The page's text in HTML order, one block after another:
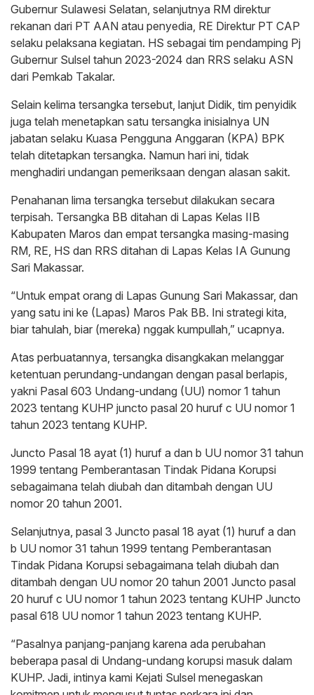
Gubernur Sulawesi Selatan, selanjutnya RM direktur
rekanan dari PT AAN atau penyedia, RE Direktur PT CAP
selaku pelaksana kegiatan. HS sebagai tim pendamping Pj
Gubernur Sulsel tahun 2023-2024 dan RRS selaku ASN
dari Pemkab Takalar.
Selain kelima tersangka tersebut, lanjut Didik, tim penyidik
juga telah menetapkan satu tersangka inisialnya UN
jabatan selaku Kuasa Pengguna Anggaran (KPA) BPK
telah ditetapkan tersangka. Namun hari ini, tidak
menghadiri undangan pemeriksaan dengan alasan sakit.
Penahanan lima tersangka tersebut dilakukan secara
terpisah. Tersangka BB ditahan di Lapas Kelas IIB
Kabupaten Maros dan empat tersangka masing-masing
RM, RE, HS dan RRS ditahan di Lapas Kelas IA Gunung
Sari Makassar.
“Untuk empat orang di Lapas Gunung Sari Makassar, dan
yang satu ini ke (Lapas) Maros Pak BB. Ini strategi kita,
biar tahulah, biar (mereka) nggak kumpullah,” ucapnya.
Atas perbuatannya, tersangka disangkakan melanggar
ketentuan perundang-undangan dengan pasal berlapis,
yakni Pasal 603 Undang-undang (UU) nomor 1 tahun
2023 tentang KUHP juncto pasal 20 huruf c UU nomor 1
tahun 2023 tentang KUHP.
Juncto Pasal 18 ayat (1) huruf a dan b UU nomor 31 tahun
1999 tentang Pemberantasan Tindak Pidana Korupsi
sebagaimana telah diubah dan ditambah dengan UU
nomor 20 tahun 2001.
Selanjutnya, pasal 3 Juncto pasal 18 ayat (1) huruf a dan
b UU nomor 31 tahun 1999 tentang Pemberantasan
Tindak Pidana Korupsi sebagaimana telah diubah dan
ditambah dengan UU nomor 20 tahun 2001 Juncto pasal
20 huruf c UU nomor 1 tahun 2023 tentang KUHP Juncto
pasal 618 UU nomor 1 tahun 2023 tentang KUHP.
“Pasalnya panjang-panjang karena ada perubahan
beberapa pasal di Undang-undang korupsi masuk dalam
KUHP. Jadi, intinya kami Kejati Sulsel menegaskan